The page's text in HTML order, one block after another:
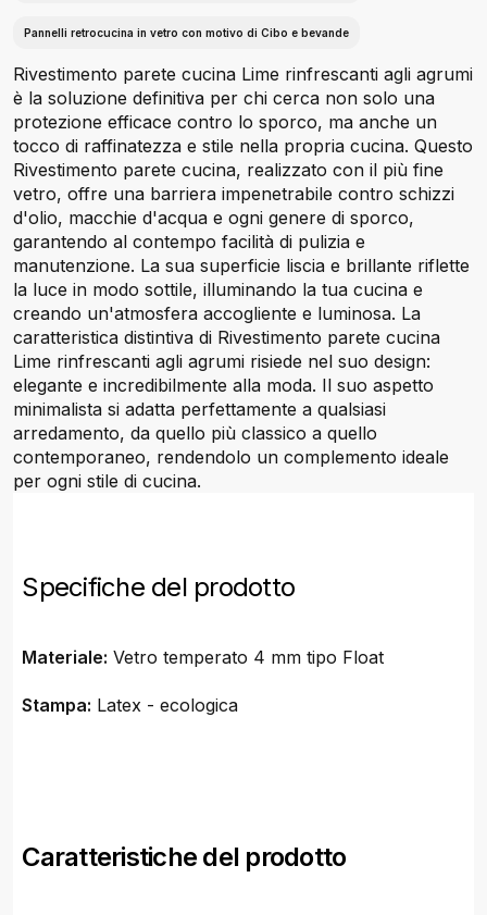
Pannelli retrocucina in vetro con motivo di Cibo e bevande
Rivestimento parete cucina Lime rinfrescanti agli agrumi
è la soluzione definitiva per chi cerca non solo una
protezione efficace contro lo sporco, ma anche un
tocco di raffinatezza e stile nella propria cucina. Questo
Rivestimento parete cucina, realizzato con il più fine
vetro, offre una barriera impenetrabile contro schizzi
d'olio, macchie d'acqua e ogni genere di sporco,
garantendo al contempo facilità di pulizia e
manutenzione. La sua superficie liscia e brillante riflette
la luce in modo sottile, illuminando la tua cucina e
creando un'atmosfera accogliente e luminosa. La
caratteristica distintiva di Rivestimento parete cucina
Lime rinfrescanti agli agrumi risiede nel suo design:
elegante e incredibilmente alla moda. Il suo aspetto
minimalista si adatta perfettamente a qualsiasi
arredamento, da quello più classico a quello
contemporaneo, rendendolo un complemento ideale
per ogni stile di cucina.
Specifiche del prodotto
Materiale: Vetro temperato 4 mm tipo Float
Stampa: Latex - ecologica
Caratteristiche del prodotto